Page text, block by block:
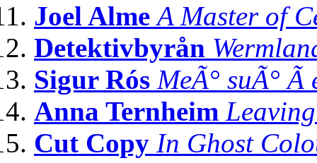
Joel Alme A Master of
Detektivbyrån
Sigur Rós MeÃ° suÃ°
Anna Ternheim
Cut Copy In Ghost